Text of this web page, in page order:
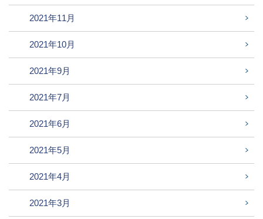
2021年11月
2021年10月
2021年9月
2021年7月
2021年6月
2021年5月
2021年4月
2021年3月